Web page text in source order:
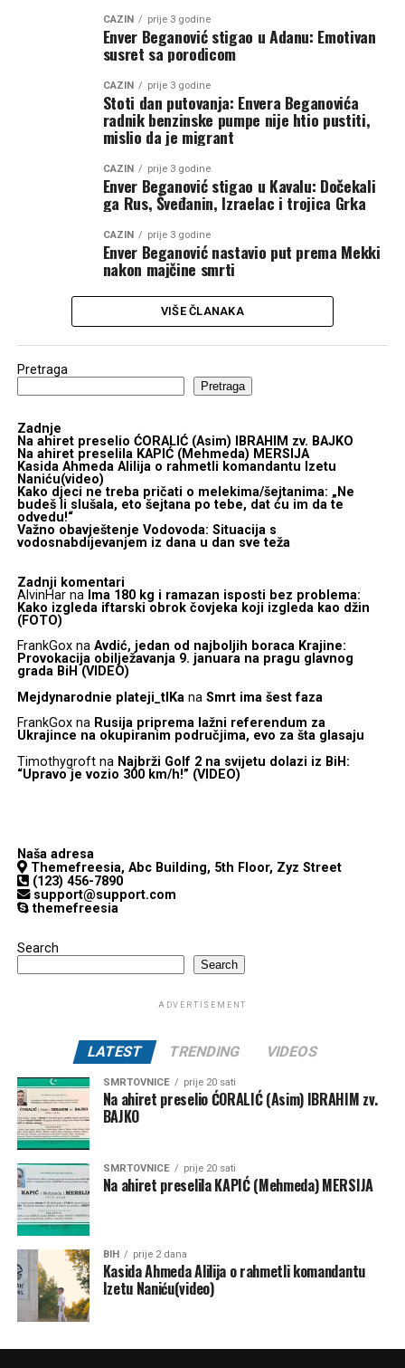
CAZIN prije 3 godine
Enver Beganović stigao u Adanu: Emotivan
susret sa porodicom
CAZIN prije 3 godine
Stoti dan putovanja: Envera Beganovića
radnik benzinske pumpe nije htio pustiti,
mislio da je migrant
CAZIN prije 3 godine
Enver Beganović stigao u Kavalu: Dočekali
ga Rus, Šveđanin, Izraelac i trojica Grka
CAZIN prije 3 godine
Enver Beganović nastavio put prema Mekki
nakon majčine smrti
VIŠE ČLANAKA
Pretraga
Pretraga
Zadnje
Na ahiret preselio ĆORALIĆ (Asim) IBRAHIM zv. BAJKO
Na ahiret preselila KAPIĆ (Mehmeda) MERSIJA
Kasida Ahmeda Alilija o rahmetli komandantu Izetu
Naniću(video)
Kako djeci ne treba pričati o melekima/šejtanima: „Ne
budeš li slušala, eto šejtana po tebe, dat ću im da te
odvedu!“
Važno obavještenje Vodovoda: Situacija s
vodosnabdijevanjem iz dana u dan sve teža
Zadnji komentari
AlvinHarna Ima 180 kg i ramazan isposti bez problema:
Kako izgleda iftarski obrok čovjeka koji izgleda kao džin
(FOTO)
FrankGoxna Avdić, jedan od najboljih boraca Krajine:
Provokacija obilježavanja 9. januara na pragu glavnog
grada BiH (VIDEO)
Mejdynarodnie plateji_tlKana Smrt ima šest faza
FrankGoxna Rusija priprema lažni referendum za
Ukrajince na okupiranim područjima, evo za šta glasaju
Timothygroftna Najbrži Golf 2 na svijetu dolazi iz BiH:
“Upravo je vozio 300 km/h!” (VIDEO)
Naša adresa
Themefreesia, Abc Building, 5th Floor, Zyz Street
(123) 456-7890
support@support.com
themefreesia
Search
Search
ADVERTISEMENT
LATEST TRENDING VIDEOS
SMRTOVNICE prije 20 sati
Na ahiret preselio ĆORALIĆ (Asim) IBRAHIM zv.
BAJKO
SMRTOVNICE prije 20 sati
Na ahiret preselila KAPIĆ (Mehmeda) MERSIJA
BIH prije 2 dana
Kasida Ahmeda Alilija o rahmetli komandantu
Izetu Naniću(video)